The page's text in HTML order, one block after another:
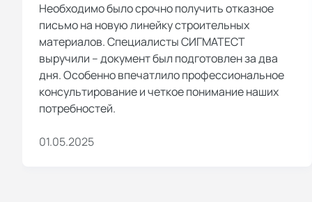
Необходимо было срочно получить отказное
письмо на новую линейку строительных
материалов. Специалисты СИГМАТЕСТ
выручили – документ был подготовлен за два
дня. Особенно впечатлило профессиональное
консультирование и четкое понимание наших
потребностей.
01.05.2025